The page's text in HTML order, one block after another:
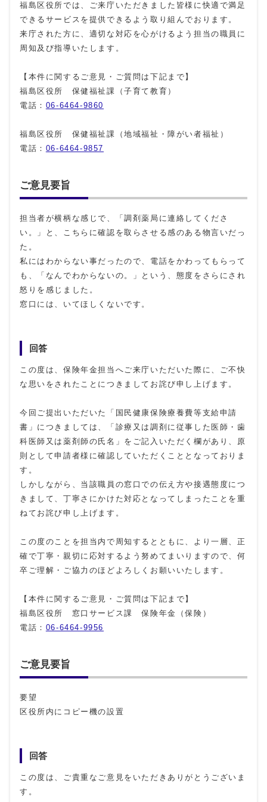
福島区役所では、ご来庁いただきました皆様に快適で満足
できるサービスを提供できるよう取り組んでおります。
来庁された方に、適切な対応を心がけるよう担当の職員に
周知及び指導いたします。
【本件に関するご意見・ご質問は下記まで】
福島区役所 保健福祉課（子育て教育）
電話： 06-6464-9860
福島区役所 保健福祉課（地域福祉・障がい者福祉）
電話： 06-6464-9857
ご意見要旨
担当者が横柄な感じで、「調剤薬局に連絡してくださ
い。」と、こちらに確認を取らさせる感のある物言いだっ
た。
私にはわからない事だったので、電話をかわってもらって
も、「なんでわからないの。」という、態度をさらにされ
怒りを感じました。
窓口には、いてほしくないです。
回答
この度は、保険年金担当へご来庁いただいた際に、ご不快
な思いをされたことにつきましてお詫び申し上げます。
今回ご提出いただいた「国民健康保険療養費等支給申請
書」につきましては、「診療又は調剤に従事した医師・歯
科医師又は薬剤師の氏名」をご記入いただく欄があり、原
則として申請者様に確認していただくこととなっておりま
す。
しかしながら、当該職員の窓口での伝え方や接遇態度につ
きまして、丁寧さにかけた対応となってしまったことを重
ねてお詫び申し上げます。
この度のことを担当内で周知するとともに、より一層、正
確で丁寧・親切に応対するよう努めてまいりますので、何
卒ご理解・ご協力のほどよろしくお願いいたします。
【本件に関するご意見・ご質問は下記まで】
福島区役所 窓口サービス課 保険年金（保険）
電話： 06-6464-9956
ご意見要旨
要望
区役所内にコピー機の設置
回答
この度は、ご貴重なご意見をいただきありがとうございま
す。